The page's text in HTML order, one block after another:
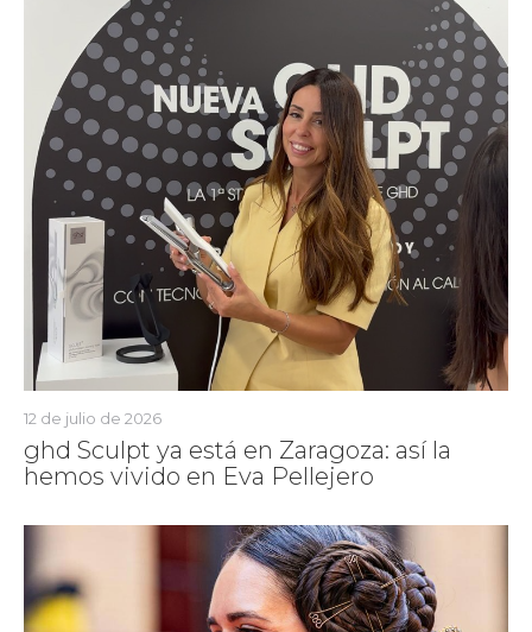
12 de julio de 2026
ghd Sculpt ya está en Zaragoza: así la
hemos vivido en Eva Pellejero